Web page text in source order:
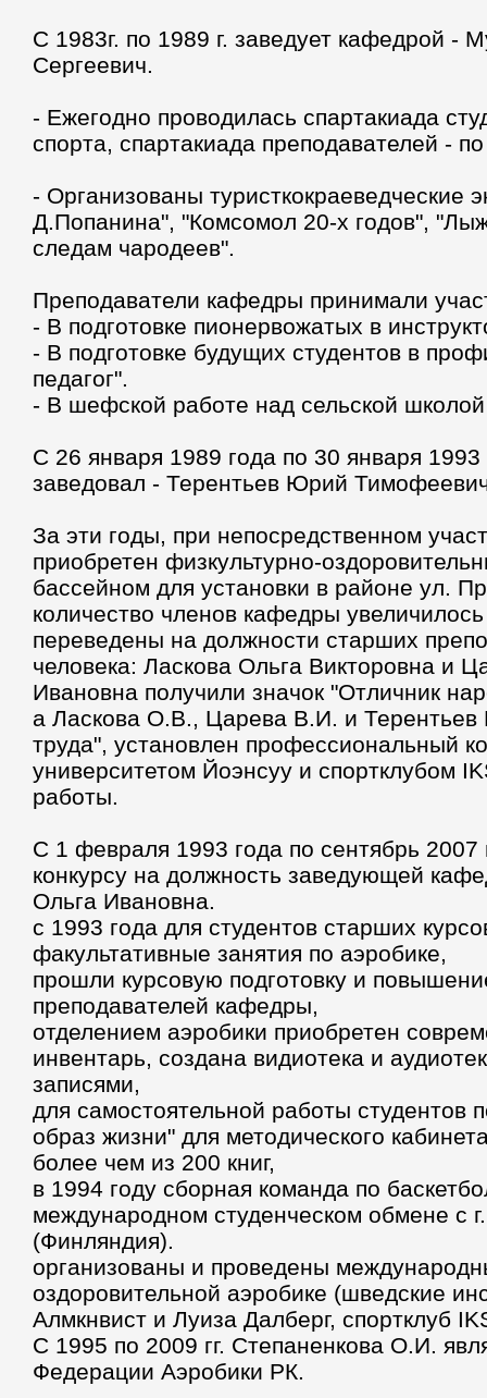
С 1983г. по 1989 г. заведует кафедрой -
Сергеевич.
- Ежегодно проводилась спартакиада
спорта, спартакиада преподавателей -
- Организованы туристкокраеведческие
Д.Попанина", "Комсомол 20-х годов",
следам чародеев".
Преподаватели кафедры принимали
- В подготовке пионервожатых в
- В подготовке будущих студентов в
педагог".
- В шефской работе над сельской
C 26 января 1989 года по 30 января
заведовал - Терентьев Юрий
За эти годы, при непосредственном
приобретен физкультурно-
бассейном для установки в районе ул.
количество членов кафедры
переведены на должности старших
человека: Ласкова Ольга Викторовна и
Ивановна получили значок "Отличник
а Ласкова О.В., Царева В.И. и
труда", установлен профессиональный
университетом Йоэнсуу и спортклубом
работы.
С 1 февраля 1993 года по сентябрь
конкурсу на должность заведующей
Ольга Ивановна.
с 1993 года для студентов старших
факультативные занятия по аэробике,
прошли курсовую подготовку и
преподавателей кафедры,
отделением аэробики приобретен
инвентарь, создана видиотека и
записями,
для самостоятельной работы студентов
образ жизни" для методического
более чем из 200 книг,
в 1994 году сборная команда по
международном студенческом обмене с
(Финляндия).
организованы и проведены
оздоровительной аэробике (шведские
Алмкнвист и Луиза Далберг, спортклуб
С 1995 по 2009 гг. Степаненкова О.И.
Федерации Аэробики РК.